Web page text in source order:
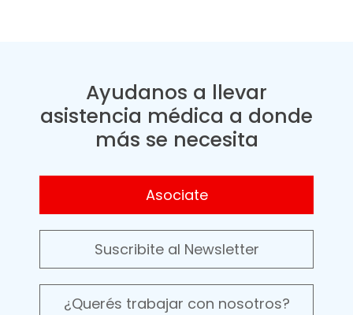
Ayudanos a llevar
asistencia médica a donde
más se necesita
Asociate
Suscribite al Newsletter
¿Querés trabajar con nosotros?